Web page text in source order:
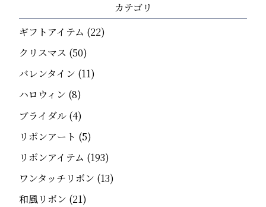
カテゴリ
ギフトアイテム (22)
クリスマス (50)
バレンタイン (11)
ハロウィン (8)
ブライダル (4)
リボンアート (5)
リボンアイテム (193)
ワンタッチリボン (13)
和風リボン (21)